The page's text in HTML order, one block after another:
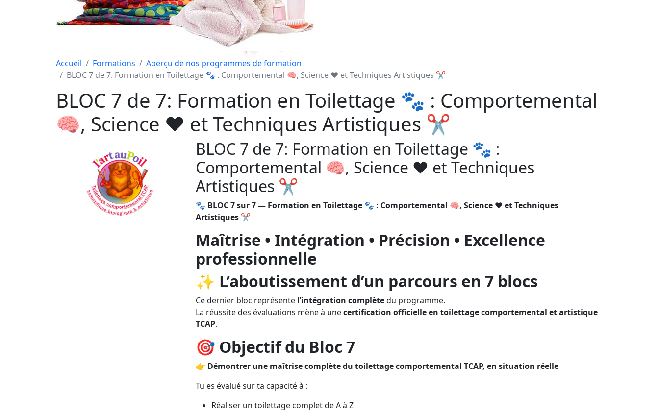
Accueil Formations
Aperçu de nos programmes de formation
BLOC 7 de 7: Formation en Toilettage 🐾 : Comportemental 🧠, Science ❤️ et Techniques Artistiques ✂️
BLOC 7 de 7: Formation en Toilettage 🐾 : Comportemental
🧠, Science ❤️ et Techniques Artistiques ✂️
BLOC 7 de 7: Formation en Toilettage 🐾 :
Comportemental 🧠, Science ❤️ et Techniques
Artistiques ✂️
🐾 BLOC 7 sur 7 — Formation en Toilettage 🐾 : Comportemental 🧠, Science ❤️ et Techniques
Artistiques ✂️
Maîtrise • Intégration • Précision • Excellence
professionnelle
✨ L’aboutissement d’un parcours en 7 blocs
Ce dernier bloc représente l’intégration complètedu programme.
La réussite des évaluations mène à unecertification officielle en toilettage comportemental et artistique
TCAP.
🎯 Objectif du Bloc 7
👉 Démontrer une maîtrise complète du toilettage comportemental TCAP, en situation réelle
Tu es évalué sur ta capacité à :
Réaliser un toilettage complet de A à Z